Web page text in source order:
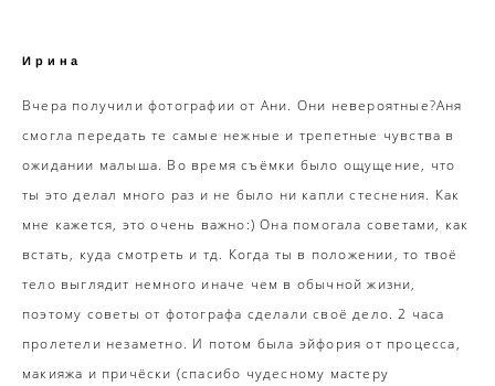
Ирина
Вчера получили фотографии от Ани. Они невероятные?Аня
смогла передать те самые нежные и трепетные чувства в
ожидании малыша. Во время съёмки было ощущение, что
ты это делал много раз и не было ни капли стеснения. Как
мне кажется, это очень важно:) Она помогала советами, как
встать, куда смотреть и тд. Когда ты в положении, то твоё
тело выглядит немного иначе чем в обычной жизни,
поэтому советы от фотографа сделали своё дело. 2 часа
пролетели незаметно. И потом была эйфория от процесса,
макияжа и причёски (спасибо чудесному мастеру